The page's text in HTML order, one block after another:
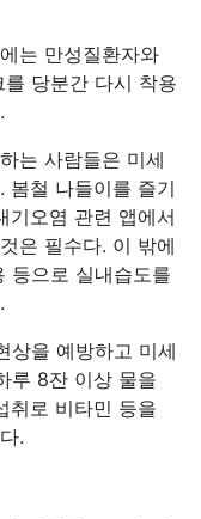
는 만성질환자와
당분간 다시 착용
는 사람들은 미세
봄철 나들이를 즐기
기오염 관련 앱에서
은 필수다. 이 밖에
등으로 실내습도를
상을 예방하고 미세
루 8잔 이상 물을
취로 비타민 등을
.